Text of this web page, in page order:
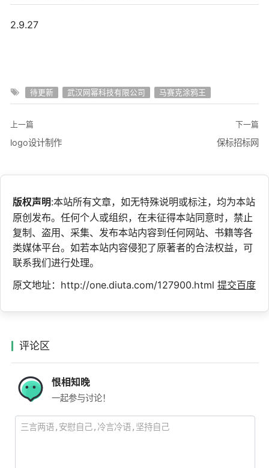
2.9.27
待更新 武汉网幂科技有限公司 马赛克涂鸦王
上一篇
logo设计制作
下一篇
保标招标网
版权声明:本站所有文章，如无特殊说明或标注，均为本站
原创发布。任何个人或组织，在未征得本站同意时，禁止
复制、盗用、采集、发布本站内容到任何网站、书籍等各
类媒体平台。如若本站内容侵犯了原著者的合法权益，可
联系我们进行处理。
原文地址：http://one.diuta.com/127900.html 提交百度
评论区
恨相知晚
一起参与讨论！